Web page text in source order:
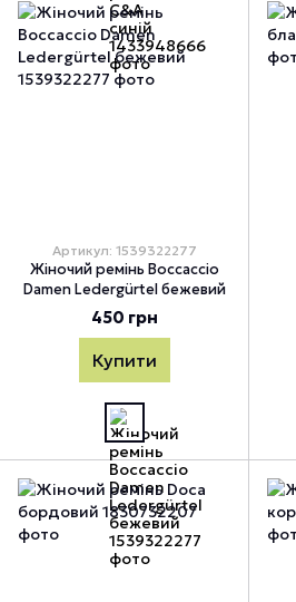
Артикул: 1539322277
Жіночий ремінь Boccaccio
Damen Ledergürtel бежевий
450 грн
Купити